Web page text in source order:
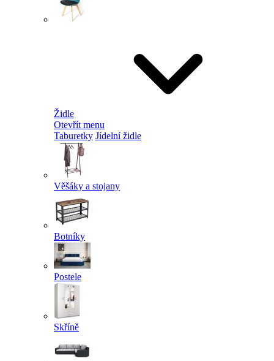
Židle
Otevřít menu
Taburetky Jídelní židle
Věšáky a stojany
Botníky
Postele
Skříně